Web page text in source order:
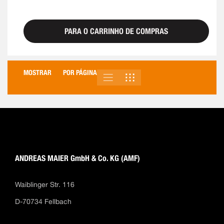
PARA O CARRINHO DE COMPRAS
MOSTRAR POR PÁGINA
VER
COMO
LISTA
ANDREAS MAIER GmbH & Co. KG (AMF)
Waiblinger Str. 116
D-70734 Fellbach